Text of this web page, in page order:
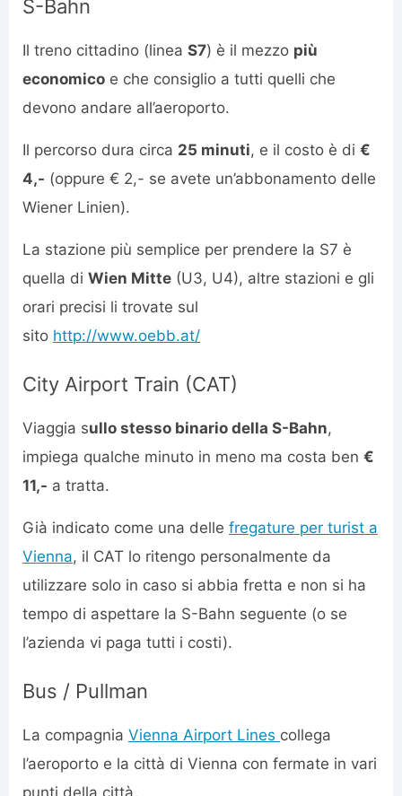
S-Bahn
Il treno cittadino (linea S7) è il mezzo più
economico e che consiglio a tutti quelli che
devono andare all’aeroporto.
Il percorso dura circa 25 minuti, e il costo è di €
4,- (oppure € 2,- se avete un’abbonamento delle
Wiener Linien).
La stazione più semplice per prendere la S7 è
quella di Wien Mitte (U3, U4), altre stazioni e gli
orari precisi li trovate sul
sito http://www.oebb.at/
City Airport Train (CAT)
Viaggia sullo stesso binario della S-Bahn,
impiega qualche minuto in meno ma costa ben €
11,- a tratta.
Già indicato come una delle fregature per turist a
Vienna, il CAT lo ritengo personalmente da
utilizzare solo in caso si abbia fretta e non si ha
tempo di aspettare la S-Bahn seguente (o se
l’azienda vi paga tutti i costi).
Bus / Pullman
La compagnia Vienna Airport Lines collega
l’aeroporto e la città di Vienna con fermate in vari